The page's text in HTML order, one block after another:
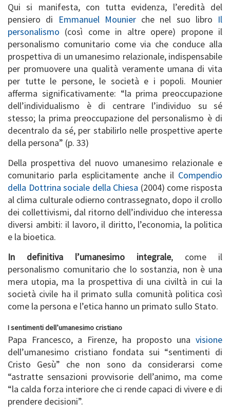
Qui si manifesta, con tutta evidenza, l’eredità del
pensiero di
Emmanuel Mounierche nel suo libro Il
personalismo (così come in altre opere) propone il
personalismo comunitario come via che conduce alla
prospettiva di un umanesimo relazionale, indispensabile
per promuovere una qualità veramente umana di vita
per tutte le persone, le società e i popoli. Mounier
afferma significativamente: “la prima preoccupazione
dell’individualismo è di centrare l’individuo su sé
stesso; la prima preoccupazione del personalismo è di
decentralo da sé, per stabilirlo nelle prospettive aperte
della persona” (p. 33)
Della prospettiva del nuovo umanesimo relazionale e
comunitario parla esplicitamente anche il Compendio
della Dottrina sociale della Chiesa (2004) come risposta
al clima culturale odierno contrassegnato, dopo il crollo
dei collettivismi, dal ritorno dell’individuo che interessa
diversi ambiti: il lavoro, il diritto, l’economia, la politica
e la bioetica.
In definitiva l’umanesimo integrale, come il
personalismo comunitario che lo sostanzia, non è una
mera utopia, ma la prospettiva di una civiltà in cui la
società civile ha il primato sulla comunità politica così
come la persona e l’etica hanno un primato sullo Stato.
I sentimenti dell’umanesimo cristiano
Papa Francesco, a Firenze, ha proposto una visione
dell’umanesimo cristiano fondata sui “sentimenti di
Cristo Gesù” che non sono da considerarsi come
“astratte sensazioni provvisorie dell’animo, ma come
“la calda forza interiore che ci rende capaci di vivere e di
prendere decisioni”.